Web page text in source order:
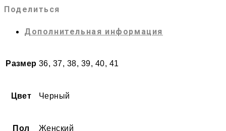
Поделиться
Дополнительная информация
Размер 36, 37, 38, 39, 40, 41
Цвет Черный
Пол Женский